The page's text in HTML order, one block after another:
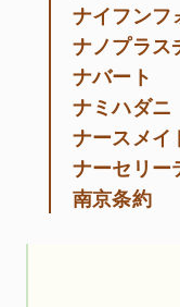
ナイフンフ
ナノプラス
ナバート
ナミハダ
ナースメイ
ナーセリー
南京条約